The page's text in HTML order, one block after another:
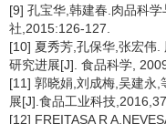
[9] 孔宝华,韩建春.肉品科
社,2015:126-127.
[10] 夏秀芳,孔保华,张宏伟.
研究进展[J]. 食品科学,
[11] 郭晓娟,刘成梅,吴建永
展[J].食品工业科技
[12] FREITASA R